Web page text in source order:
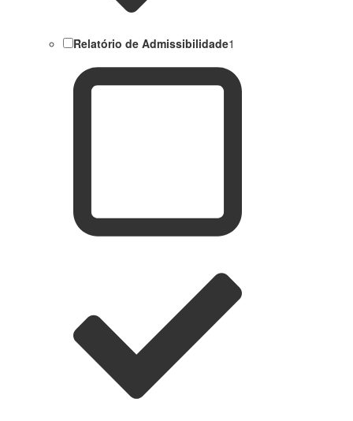
Relatório de Admissibilidade1